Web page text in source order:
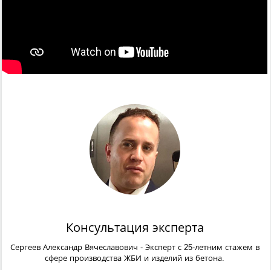
Консультация эксперта
Сергеев Александр Вячеславович - Эксперт с 25-летним стажем в
сфере производства ЖБИ и изделий из бетона.